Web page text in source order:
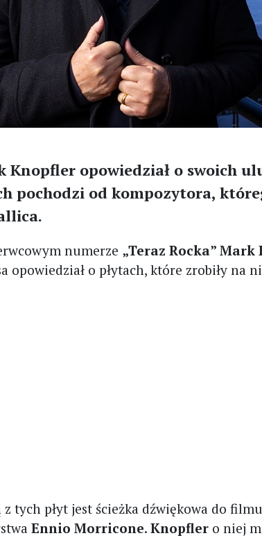
Knopfler opowiedział o swoich
pochodzi od kompozytora,
numerze „Teraz Rocka”
opowiedział o płytach, które zrobiły na
z tych płyt jest ścieżka dźwiękowa do filmu
Ennio Morricone.Knopfler o niej